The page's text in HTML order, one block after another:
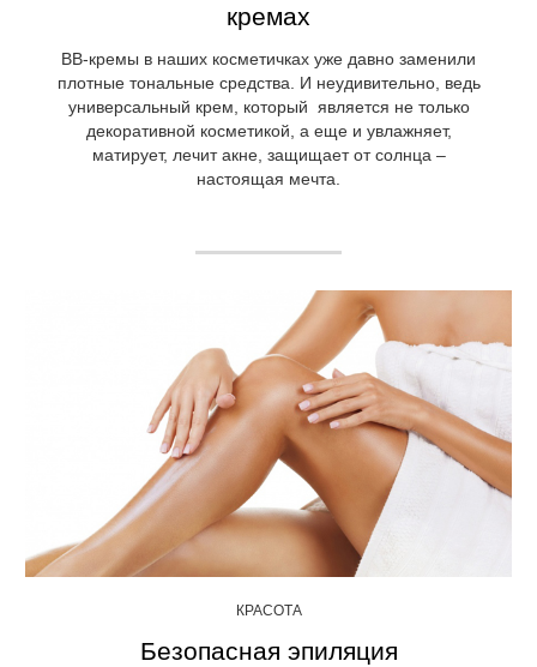
кремах
ВВ-кремы в наших косметичках уже давно заменили
плотные тональные средства. И неудивительно, ведь
универсальный крем, который является не только
декоративной косметикой, а еще и увлажняет,
матирует, лечит акне, защищает от солнца –
настоящая мечта.
КРАСОТА
Безопасная эпиляция